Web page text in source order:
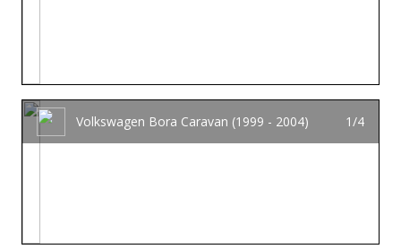
Volkswagen Bora Caravan (1999 - 2004) 1/4